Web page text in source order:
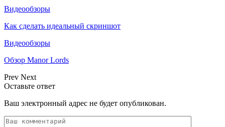
Видеообзоры
Как сделать идеальный скриншот
Видеообзоры
Обзор Manor Lords
Prev Next
Оставьте ответ
Ваш электронный адрес не будет опубликован.